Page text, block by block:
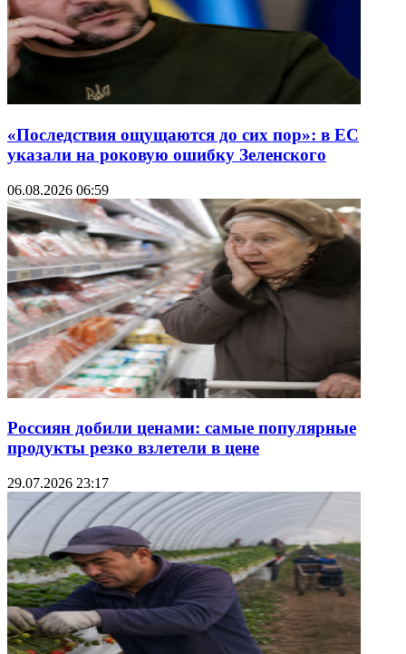
«Последствия ощущаются до сих пор»: в ЕС
указали на роковую ошибку Зеленского
06.08.2026 06:59
Россиян добили ценами: самые популярные
продукты резко взлетели в цене
29.07.2026 23:17